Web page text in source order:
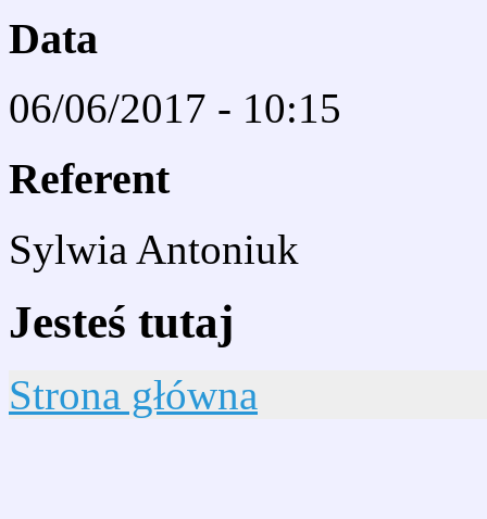
Data
06/06/2017 - 10:15
Referent
Sylwia Antoniuk
Jesteś tutaj
Strona główna